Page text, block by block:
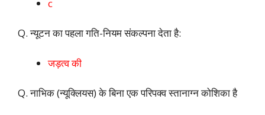
c
Q. न्यूटन का पहला गति-नियम संकल्पना देता है:
जड़त्व की
Q. नाभिक (न्यूक्लियस) के बिना एक परिपक्व स्तानाग्न कोशिका है